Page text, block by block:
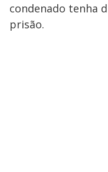
condenado tenha
prisão.